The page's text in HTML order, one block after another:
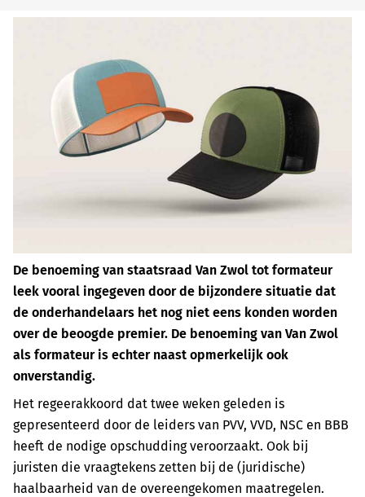
De benoeming van staatsraad Van Zwol tot formateur
leek vooral ingegeven door de bijzondere situatie dat
de onderhandelaars het nog niet eens konden worden
over de beoogde premier. De benoeming van Van Zwol
als formateur is echter naast opmerkelijk ook
onverstandig.
Het regeerakkoord dat twee weken geleden is
gepresenteerd door de leiders van PVV, VVD, NSC en BBB
heeft de nodige opschudding veroorzaakt. Ook bij
juristen die vraagtekens zetten bij de (juridische)
haalbaarheid van de overeengekomen maatregelen.